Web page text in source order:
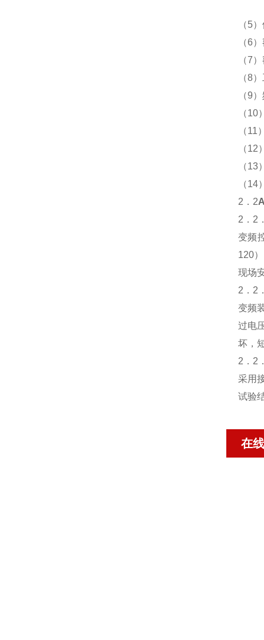
（5
（6
（7
（8
（9
（10
（11
（
（13
（
2．2
2．2
变频
120
现场
2．2
变频
过电
坏，
2．2
采用
试验
在